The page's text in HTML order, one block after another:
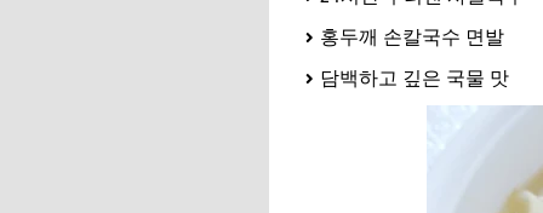
홍두깨 손칼국수 면발
담백하고 깊은 국물 맛